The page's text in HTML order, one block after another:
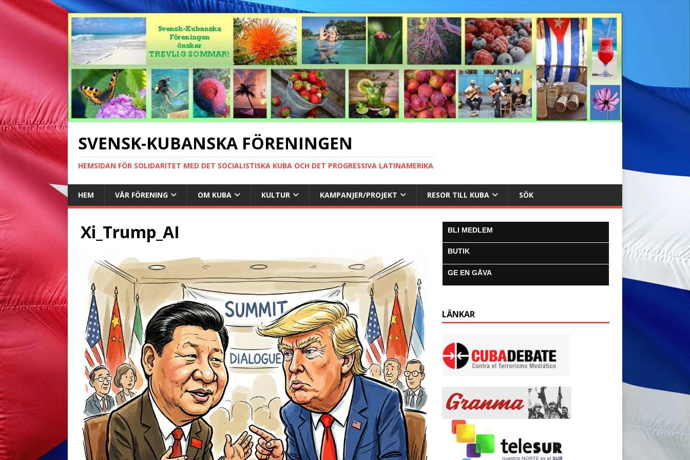
SVENSK-KUBANSKA FÖRENINGEN
HEMSIDAN FÖR SOLIDARITET MED DET SOCIALISTISKA KUBA OCH DET PROGRESSIVA LATINAMERIKA
HEM VÅR FÖRENING OM KUBA KULTUR KAMPANJER/PROJEKT RESOR TILL KUBA SÖK
Xi_Trump_AI BLI MEDLEM
BUTIK
GE EN GÅVA
LÄNKAR